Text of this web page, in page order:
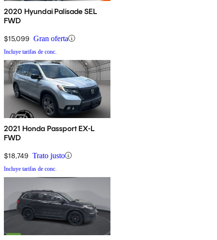
2020 Hyundai Palisade SEL
FWD
$15,099 Gran oferta
Incluye tarifas de conc.
2021 Honda Passport EX-L
FWD
$18,749 Trato justo
Incluye tarifas de conc.